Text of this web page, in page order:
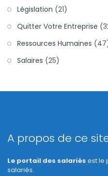
Législation (21)
Quitter Votre Entreprise
Ressources Humaines
Salaires (25)
A propos de ce
Le portail des salariés est le
salariés.